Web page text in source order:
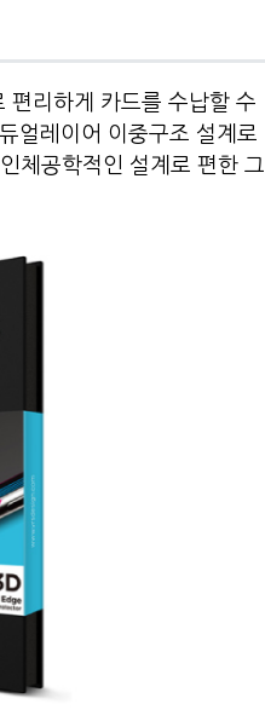
편리하게 카드를 수납할 수
얼레이어 이중구조 설계로
체공학적인 설계로 편한 그